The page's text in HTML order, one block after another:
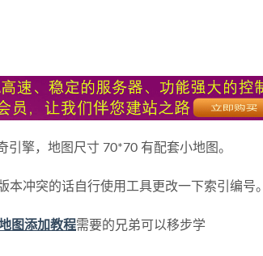
擎，地图尺寸 70*70 有配套小地图。
本冲突的话自行使用工具更改一下索引编号。
图添加教程需要的兄弟可以移步学